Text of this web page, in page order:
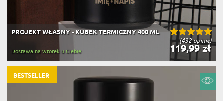
(432 opinie)
PROJEKT WŁASNY - KUBEK TERMICZNY 400 ML
119,99 zł
Dostawa na wtorek u Ciebie
BESTSELLER